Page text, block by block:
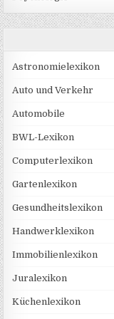
Astronomielexikon
Auto und Verkehr
Automobile
BWL-Lexikon
Computerlexikon
Gartenlexikon
Gesundheitslexikon
Handwerklexikon
Immobilienlexikon
Juralexikon
Küchenlexikon